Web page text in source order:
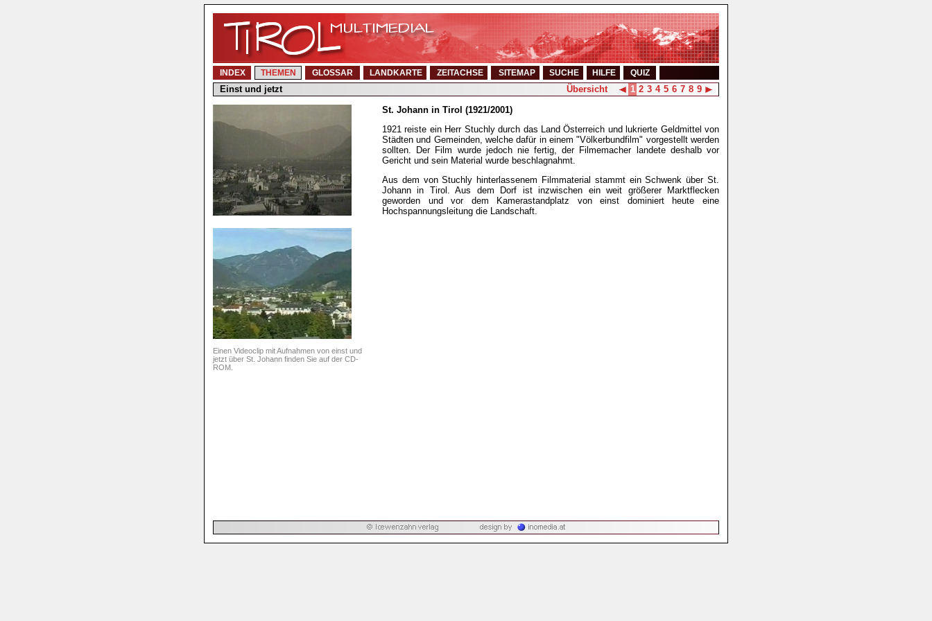
INDEX THEMEN GLOSSAR LANDKARTE ZEITACHSE SITEMAP SUCHE HILFE QUIZ
Einst und jetzt Übersicht 1 2 3 4 5 6 7 8 9
Einen Videoclip mit Aufnahmen von einst und
jetzt über St. Johann finden Sie auf der CD-
ROM.
St. Johann in Tirol (1921/2001)
1921 reiste ein Herr Stuchly durch das Land Österreich und lukrierte Geldmittel von
Städten und Gemeinden, welche dafür in einem "Völkerbundfilm" vorgestellt werden
sollten. Der Film wurde jedoch nie fertig, der Filmemacher landete deshalb vor
Gericht und sein Material wurde beschlagnahmt.
Aus dem von Stuchly hinterlassenem Filmmaterial stammt ein Schwenk über St.
Johann in Tirol. Aus dem Dorf ist inzwischen ein weit größerer Marktflecken
geworden und vor dem Kamerastandplatz von einst dominiert heute eine
Hochspannungsleitung die Landschaft.